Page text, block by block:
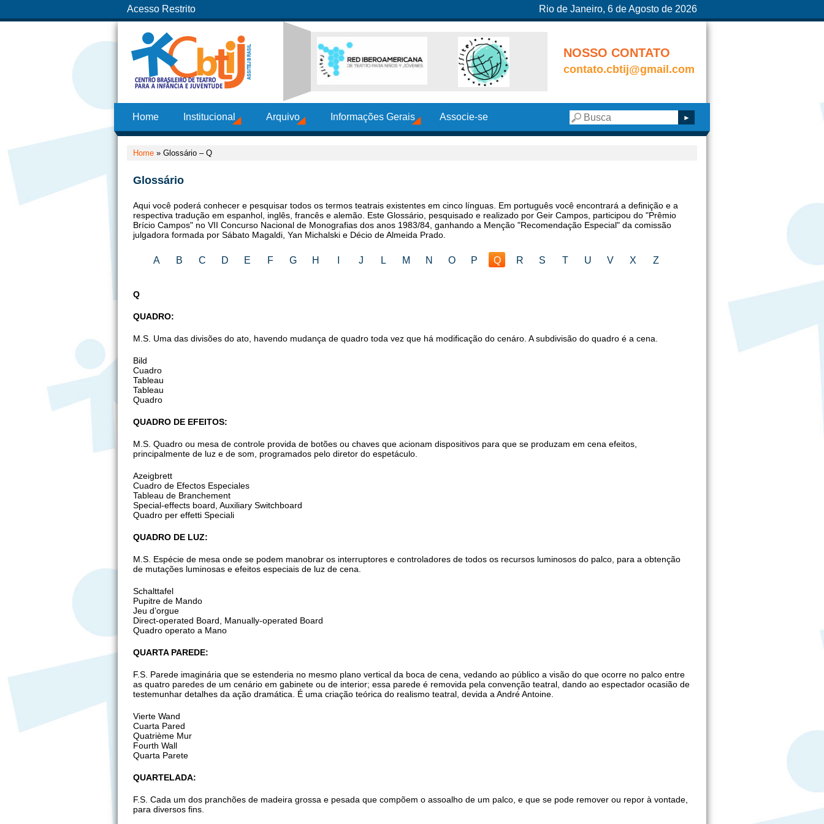
Acesso Restrito Rio de Janeiro, 6 de Agosto de 2026
NOSSO CONTATO
contato.cbtij@gmail.com
Home Institucional Arquivo Informações Gerais Associe-se
Home » Glossário – Q
Glossário
Aqui você poderá conhecer e pesquisar todos os termos teatrais existentes em cinco línguas. Em português você encontrará a definição e a
respectiva tradução em espanhol, inglês, francês e alemão. Este Glossário, pesquisado e realizado por Geir Campos, participou do "Prêmio
Brício Campos" no VII Concurso Nacional de Monografias dos anos 1983/84, ganhando a Menção "Recomendação Especial" da comissão
julgadora formada por Sábato Magaldi, Yan Michalski e Décio de Almeida Prado.
A B C D E F G H J L M N O P Q R S T U V X Z
Q
QUADRO:
M.S. Uma das divisões do ato, havendo mudança de quadro toda vez que há modificação do cenáro. A subdivisão do quadro é a cena.
Bild
Cuadro
Tableau
Tableau
Quadro
QUADRO DE EFEITOS:
M.S. Quadro ou mesa de controle provida de botões ou chaves que acionam dispositivos para que se produzam em cena efeitos,
principalmente de luz e de som, programados pelo diretor do espetáculo.
Azeigbrett
Cuadro de Efectos Especiales
Tableau de Branchement
Special-effects board, Auxiliary Switchboard
Quadro per effetti Speciali
QUADRO DE LUZ:
M.S. Espécie de mesa onde se podem manobrar os interruptores e controladores de todos os recursos luminosos do palco, para a obtenção
de mutações luminosas e efeitos especiais de luz de cena.
Schalttafel
Pupitre de Mando
Jeu d’orgue
Direct-operated Board, Manually-operated Board
Quadro operato a Mano
QUARTA PAREDE:
F.S. Parede imaginária que se estenderia no mesmo plano vertical da boca de cena, vedando ao público a visão do que ocorre no palco entre
as quatro paredes de um cenário em gabinete ou de interior; essa parede é removida pela convenção teatral, dando ao espectador ocasião de
testemunhar detalhes da ação dramática. É uma criação teórica do realismo teatral, devida a André Antoine.
Vierte Wand
Cuarta Pared
Quatrième Mur
Fourth Wall
Quarta Parete
QUARTELADA:
F.S. Cada um dos pranchões de madeira grossa e pesada que compõem o assoalho de um palco, e que se pode remover ou repor à vontade,
para diversos fins.